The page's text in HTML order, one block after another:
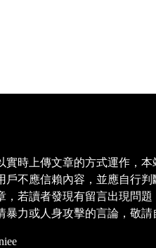
實時上傳文章的方式運作，
戶不應信賴內容，並應自行
，若讀者發現有留言出現問
暴力或人身攻擊的言論，敬請